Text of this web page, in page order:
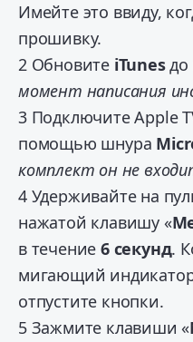
Имейте это ввиду,
прошивку.
2Обновите iTunesдо
момент написания
3Подключите Apple
помощью шнура
комплект он не
4Удерживайте на
нажатой клавишу «
в течение6 секунд.
мигающий
отпустите кнопки.
5Зажмите клавиши «